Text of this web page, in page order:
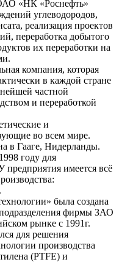
«НК «Роснефть»
углеводородов,
реализация проектов
переработка добытого
их переработки на
компания, которая
в каждой стране
частной
и переработкой
и
во всем мире.
в Гааге, Нидерланды.
году для
предприятия имеется всё
была создана
фирмы ЗАО
рынке с 1991г.
для решения
производства
(PTFE) и